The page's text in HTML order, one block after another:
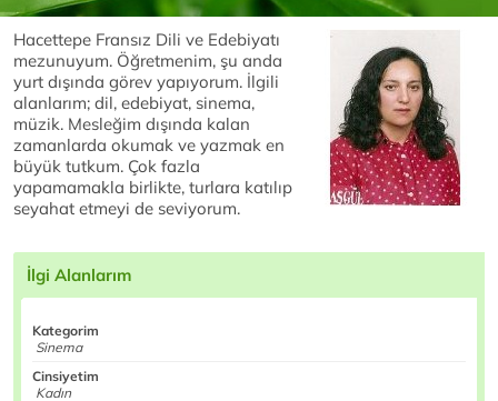
Hacettepe Fransız Dili ve Edebiyatı
mezunuyum. Öğretmenim, şu anda
yurt dışında görev yapıyorum. İlgili
alanlarım; dil, edebiyat, sinema,
müzik. Mesleğim dışında kalan
zamanlarda okumak ve yazmak en
büyük tutkum. Çok fazla
yapamamakla birlikte, turlara katılıp
seyahat etmeyi de seviyorum.
İlgi Alanlarım
Kategorim
Sinema
Cinsiyetim
Kadın